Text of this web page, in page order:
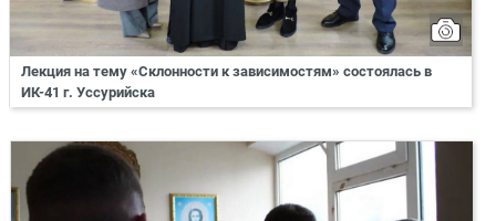
Лекция на тему «Склонности к зависимостям» состоялась в
ИК-41 г. Уссурийска